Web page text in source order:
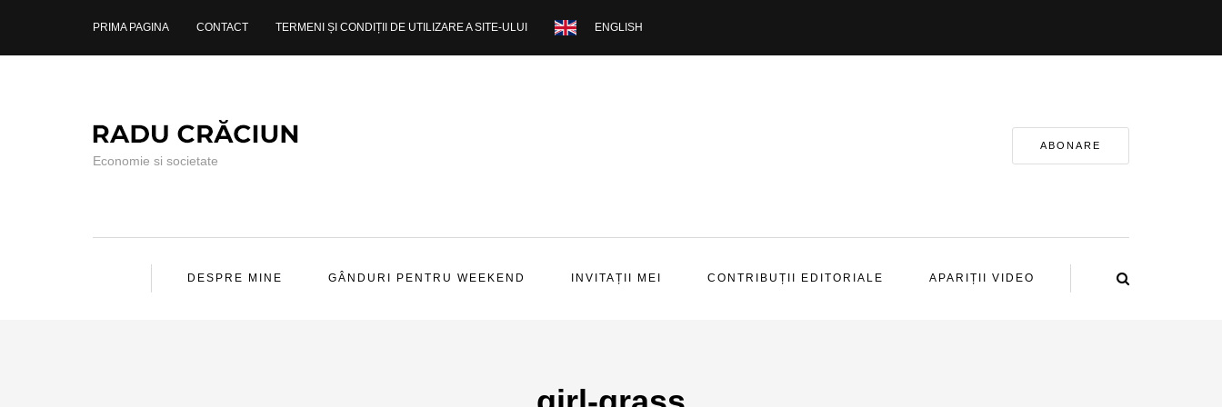
PRIMA PAGINA CONTACT TERMENI ȘI CONDIȚII DE UTILIZARE A SITE-ULUI ENGLISH
Economie si societate
ABONARE
DESPRE MINE GÂNDURI PENTRU WEEKEND INVITAȚII MEI CONTRIBUȚII EDITORIALE APARIȚII VIDEO